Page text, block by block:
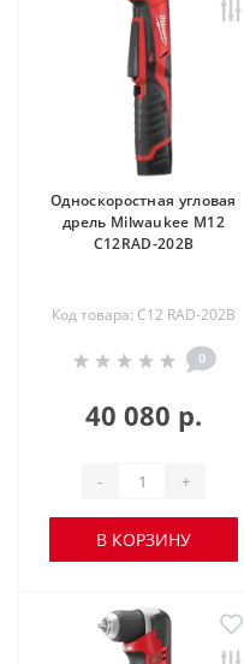
Односкоростная угловая
дрель Milwaukee M12
C12RAD-202В
Код товара: C12 RAD-202B
0
40 080 р.
- +
В КОРЗИНУ